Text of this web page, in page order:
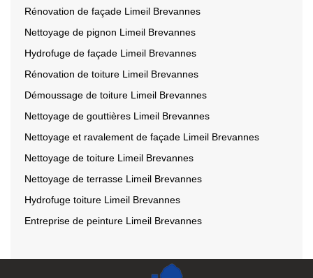
Rénovation de façade Limeil Brevannes
Nettoyage de pignon Limeil Brevannes
Hydrofuge de façade Limeil Brevannes
Rénovation de toiture Limeil Brevannes
Démoussage de toiture Limeil Brevannes
Nettoyage de gouttières Limeil Brevannes
Nettoyage et ravalement de façade Limeil Brevannes
Nettoyage de toiture Limeil Brevannes
Nettoyage de terrasse Limeil Brevannes
Hydrofuge toiture Limeil Brevannes
Entreprise de peinture Limeil Brevannes